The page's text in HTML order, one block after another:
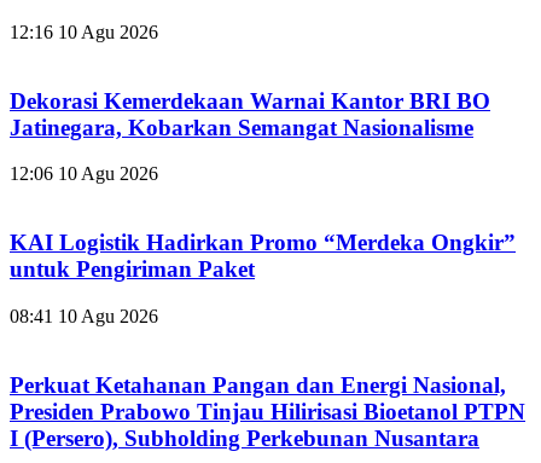
12:16 10 Agu 2026
Dekorasi Kemerdekaan Warnai Kantor BRI BO
Jatinegara, Kobarkan Semangat Nasionalisme
12:06 10 Agu 2026
KAI Logistik Hadirkan Promo “Merdeka Ongkir”
untuk Pengiriman Paket
08:41 10 Agu 2026
Perkuat Ketahanan Pangan dan Energi Nasional,
Presiden Prabowo Tinjau Hilirisasi Bioetanol PTPN
I (Persero), Subholding Perkebunan Nusantara